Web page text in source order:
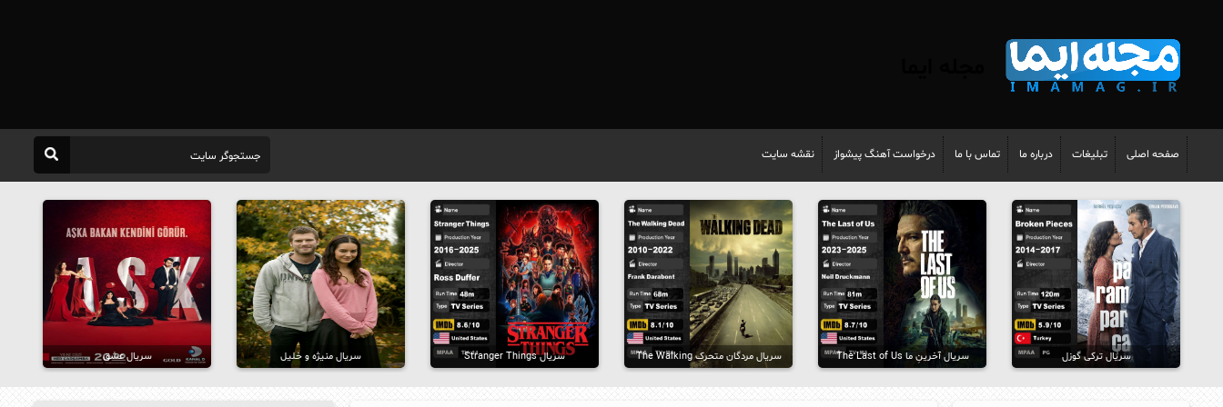
صفحه اصلی تبلیغات درباره ما تماس با ما درخواست آهنگ پیشواز نقشه سایت
سریال ترکی گوزل سریال آخرینِ ما The Last of Us
سریال مردگان متحرک The Walking
Dead
سریال Stranger Things سریال منیژه و خلیل سریال عشق